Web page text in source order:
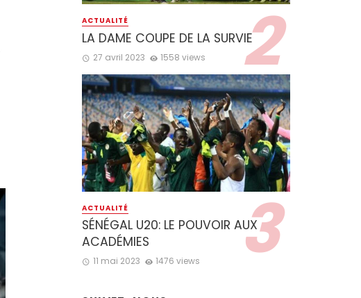
ACTUALITÉ
LA DAME COUPE DE LA SURVIE
27 avril 2023 1558 views
ACTUALITÉ
SÉNÉGAL U20: LE POUVOIR AUX
ACADÉMIES
11 mai 2023 1476 views